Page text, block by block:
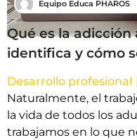
Equipo Educa PHAROS
Qué es la
identifica y cómo
Desarrollo profesional
Naturalmente, el
la vida de todos los
trabajamos en lo que